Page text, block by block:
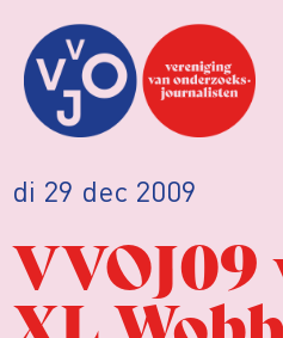
di 29 dec 2009
VVOJ09